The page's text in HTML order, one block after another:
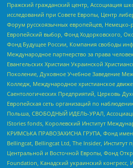
Пражский гражданский центр, Ассоциация
исследований при Совете Европы, Центр
Форум русскоязычных европейцев, Немецко-
Европейский выбор, Фонд Ходорковского,
Фонд Будущее России, Компания свободы
Международное партнерство за права
Евангельских Христиан Украинской
Поколение, Духовное Учебное Заведение
Колледж, Международное христианское
Саентологических Предприятий, Церковь
Европейская сеть организаций по
Польша, СВОБОДНЫЙ ИДЕЛЬ-УРАЛ,
IStories fonds, Королевский Институт
КРИМСЬКА ПРАВОЗАХИСНА ГРУПА, Фонд
Bellingcat, Bellingcat Ltd, The Insider, Институт
Центральной и Восточной Европы, Фонд
Foundation, Канадский украинский конгресс,